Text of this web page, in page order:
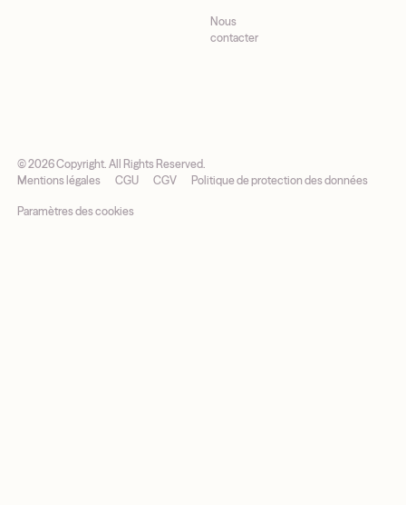
Nous
contacter
©2026Copyright. All Rights Reserved.
Mentions légales
CGU CGV Politique de protection des données
Paramètres des cookies